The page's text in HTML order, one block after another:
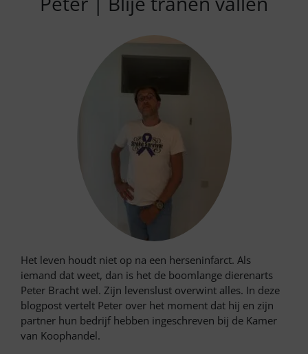
Het leven houdt niet op na een herseninfarct. Als
iemand dat weet, dan is het de boomlange dierenarts
Peter Bracht wel. Zijn levenslust overwint alles. In deze
blogpost vertelt Peter over het moment dat hij en zijn
partner hun bedrijf hebben ingeschreven bij de Kamer
van Koophandel.